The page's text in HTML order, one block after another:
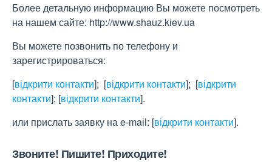
Более детальную информацию Вы можете посмотреть
на нашем сайте: http://www.shauz.kіev.ua
Вы можете позвонить по телефону и
зарегистрироваться:
[відкрити контакти]; [відкрити контакти]; [відкрити
контакти]; [відкрити контакти].
или прислать заявку на e-maіl: [відкрити контакти].
Звоните! Пишите! Приходите!